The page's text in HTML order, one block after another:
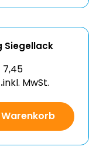
Siegellack
7,45
inkl. MwSt.
Warenkorb